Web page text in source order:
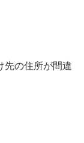
の住所が間違